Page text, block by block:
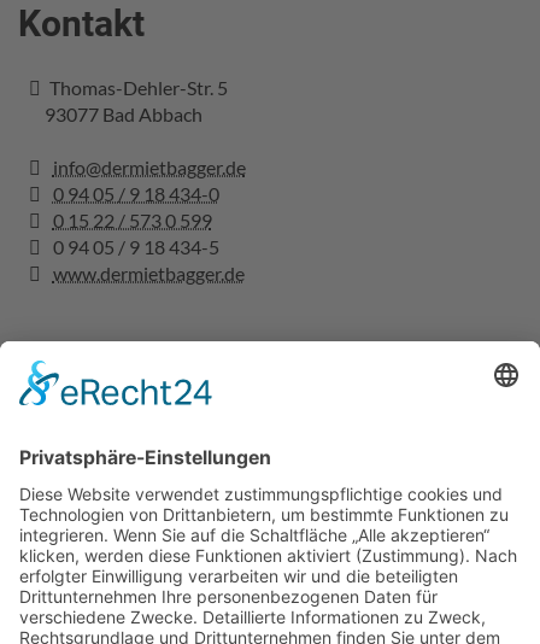
Kontakt
Thomas-Dehler-Str. 5
93077 Bad Abbach
info@dermietbagger.de
0 94 05 / 9 18 434-0
0 15 22 / 573 0 599
0 94 05 / 9 18 434-5
www.dermietbagger.de
Rechtliches
Datenschutz
AGBs
Versicherungsbedingungen
Ratgeber
Unsere CAT Bagger